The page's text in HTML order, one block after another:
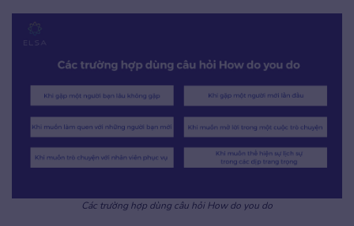
Các trường hợp dùng câu hỏi How do you do